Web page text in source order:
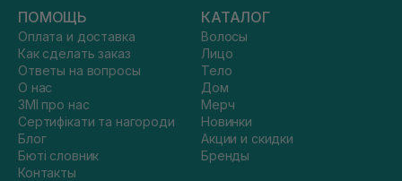
ПОМОЩЬ
Оплата и доставка
Как сделать заказ
Ответы на вопросы
О нас
ЗМІ про нас
Сертифікати та нагороди
Блог
Бюті словник
Контакты
КАТАЛОГ
Волосы
Лицо
Тело
Дом
Мерч
Новинки
Акции и скидки
Бренды